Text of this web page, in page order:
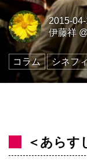
2015-
伊藤祥
コラム シネフ
＜あら